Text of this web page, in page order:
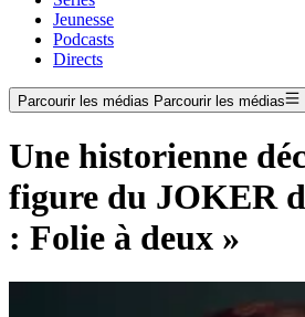
Jeunesse
Podcasts
Directs
Parcourir les médias Parcourir les médias
Une historienne
figure du JOKER
: Folie à deux »